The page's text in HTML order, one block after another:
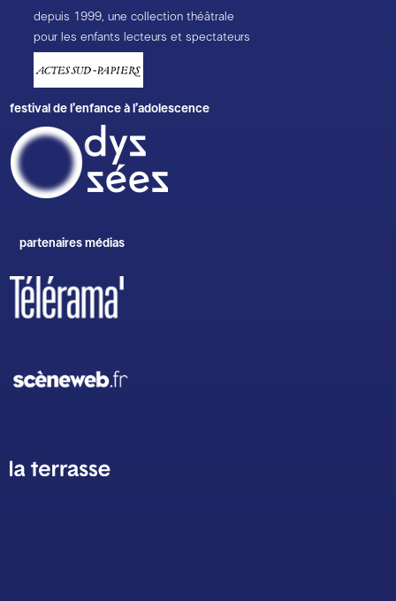
depuis 1999, une collection théâtrale
pour les enfants lecteurs et spectateurs
festival de l’enfance à l’adolescence
partenaires médias